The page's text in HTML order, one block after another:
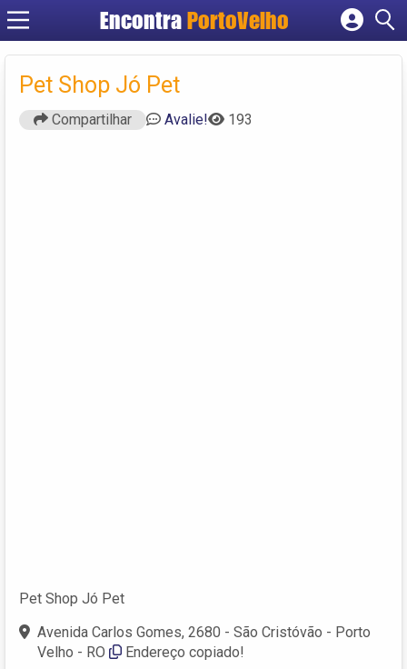
EncontraPortoVelho
Cadastrar empresa
Pet Shop Jó Pet
Compartilhar Avalie! 193
Pet Shop Jó Pet
Avenida Carlos Gomes, 2680 - São Cristóvão - Porto
Velho - RO
Endereço copiado!